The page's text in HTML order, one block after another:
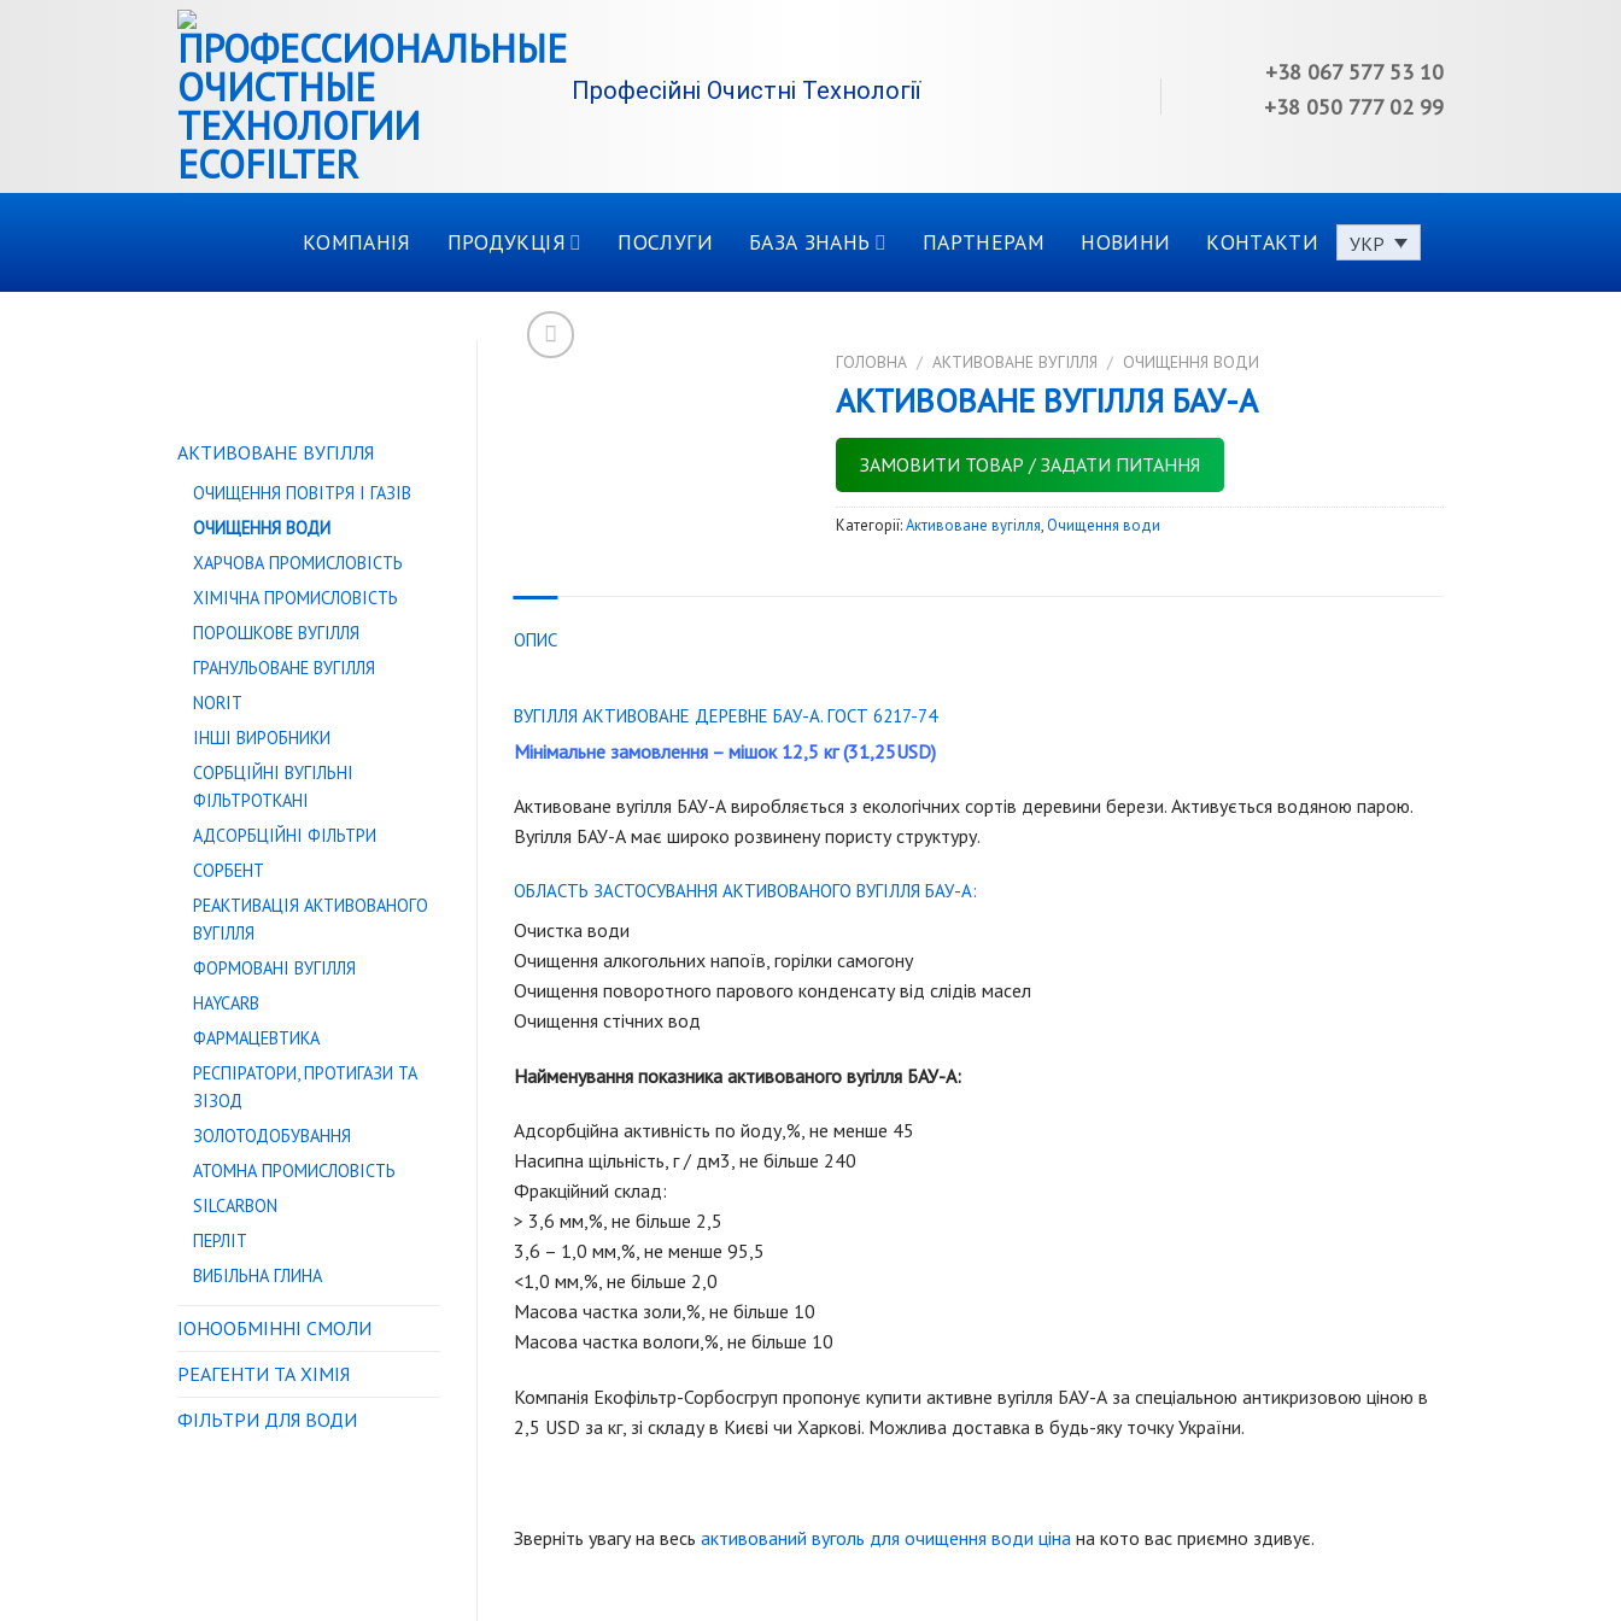
Професійні Очистні Технології
+38 067 577 53 10
+38 050 777 02 99
КОМПАНІЯ ПРОДУКЦІЯ ПОСЛУГИ БАЗА ЗНАНЬ ПАРТНЕРАМ НОВИНИ КОНТАКТИ УКР
АКТИВОВАНЕ ВУГІЛЛЯ
ОЧИЩЕННЯ ПОВІТРЯ І ГАЗІВ
ОЧИЩЕННЯ ВОДИ
ХАРЧОВА ПРОМИСЛОВІСТЬ
ХІМІЧНА ПРОМИСЛОВІСТЬ
ПОРОШКОВЕ ВУГІЛЛЯ
ГРАНУЛЬОВАНЕ ВУГІЛЛЯ
NORIT
ІНШІ ВИРОБНИКИ
СОРБЦІЙНІ ВУГІЛЬНІ
ФІЛЬТРОТКАНІ
АДСОРБЦІЙНІ ФІЛЬТРИ
СОРБЕНТ
РЕАКТИВАЦІЯ АКТИВОВАНОГО
ВУГІЛЛЯ
ФОРМОВАНІ ВУГІЛЛЯ
HAYCARB
ФАРМАЦЕВТИКА
РЕСПІРАТОРИ, ПРОТИГАЗИ ТА
ЗІЗОД
ЗОЛОТОДОБУВАННЯ
АТОМНА ПРОМИСЛОВІСТЬ
SILCARBON
ПЕРЛІТ
ВИБІЛЬНА ГЛИНА
IОНООБМІННІ СМОЛИ
РЕАГЕНТИ ТА ХІМІЯ
ФІЛЬТРИ ДЛЯ ВОДИ
ГОЛОВНА / АКТИВОВАНЕ ВУГІЛЛЯ / ОЧИЩЕННЯ ВОДИ
АКТИВОВАНЕ ВУГІЛЛЯ БАУ-А
ЗАМОВИТИ ТОВАР / ЗАДАТИ ПИТАННЯ
Категорії:Активоване вугілля,Очищення води
ОПИС
ВУГІЛЛЯ АКТИВОВАНЕ ДЕРЕВНЕ БАУ-А. ГОСТ 6217-74
Мінімальне замовлення – мішок 12,5 кг (31,25USD)
Активоване вугілля БАУ-А виробляється з екологічних сортів деревини берези. Активується водяною парою.
Вугілля БАУ-А має широко розвинену пористу структуру.
ОБЛАСТЬ ЗАСТОСУВАННЯ АКТИВОВАНОГО ВУГІЛЛЯ БАУ-А:
Очистка води
Очищення алкогольних напоїв, горілки самогону
Очищення поворотного парового конденсату від слідів масел
Очищення стічних вод
Найменування показника активованого вугілля БАУ-А:
Адсорбційна активність по йоду,%, не менше 45
Насипна щільність, г / дм3, не більше 240
Фракційний склад:
> 3,6 мм,%, не більше 2,5
3,6 – 1,0 мм,%, не менше 95,5
<1,0 мм,%, не більше 2,0
Масова частка золи,%, не більше 10
Масова частка вологи,%, не більше 10
Компанія Екофільтр-Сорбосгруп пропонує купити активне вугілля БАУ-А за спеціальною антикризовою ціною в
2,5 USD за кг, зі складу в Києві чи Харкові. Можлива доставка в будь-яку точку України.
Зверніть увагу на весь активований вуголь для очищення води ціна на кото вас приємно здивує.